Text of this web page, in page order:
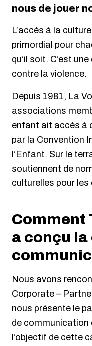
nous de jouer
L’accès à la
primordial pour
qu’il soit. C’est
contre la violence.
Depuis 1981, La
associations
enfant ait accès à
par la Convention
l’Enfant. Sur le
soutiennent de
culturelles pour
Comment
a conçu la
Nous avons
Corporate –
nous présente le
de communication
l’objectif de cette